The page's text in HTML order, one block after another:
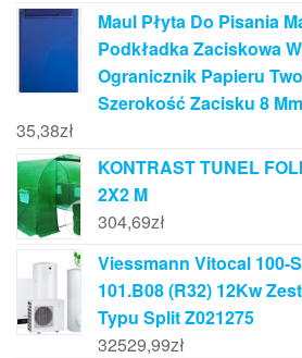
Maul Płyta Do Pisania
Podkładka Zaciskowa
Ogranicznik Papieru
Szerokość Zacisku 8
35,38zł
KONTRAST TUNEL
2X2 M
304,69zł
Viessmann Vitocal 100-
101.B08 (R32) 12Kw
Typu Split Z021275
32529,99zł